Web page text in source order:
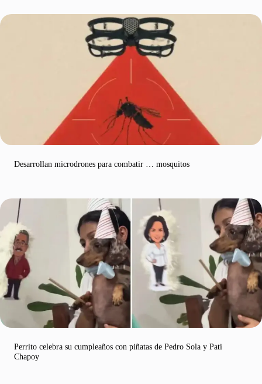
Desarrollan microdrones para combatir … mosquitos
Perrito celebra su cumpleaños con piñatas de Pedro Sola y Pati
Chapoy